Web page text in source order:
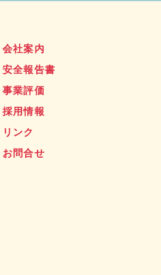
会社案内
安全報告書
事業評価
採用情報
リンク
お問合せ